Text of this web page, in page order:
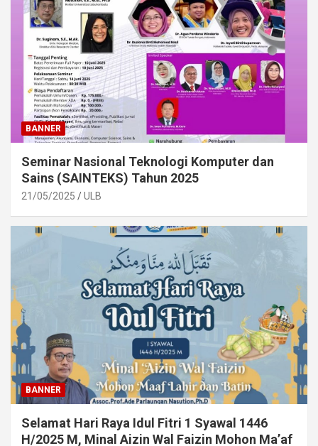
BANNER
Seminar Nasional Teknologi Komputer dan
Sains (SAINTEKS) Tahun 2025
21/05/2025 ULB
BANNER
Selamat Hari Raya Idul Fitri 1 Syawal 1446
H/2025 M, Minal Aizin Wal Faizin Mohon Ma’af